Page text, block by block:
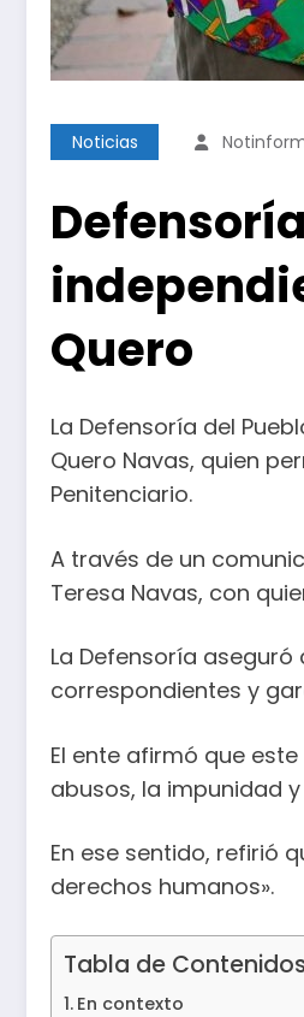
Noticias
Quero
La Defensoría del
Quero Navas, quien
Penitenciario.
A través de un
Teresa Navas, con
La Defensoría
correspondientes y
El ente afirmó que
abusos, la impunidad
En ese sentido, refirió
derechos humanos».
Tabla de
En contexto